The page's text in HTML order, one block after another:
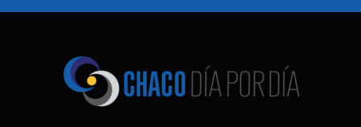
los bancos”, señala el reporte de LCG.
El 2025 es un año negativo para los
papeles del segmento financiero. En lo